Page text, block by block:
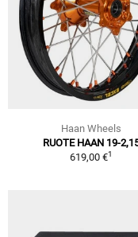
Haan Wheels
RUOTE HAAN 19-
619,00 €1